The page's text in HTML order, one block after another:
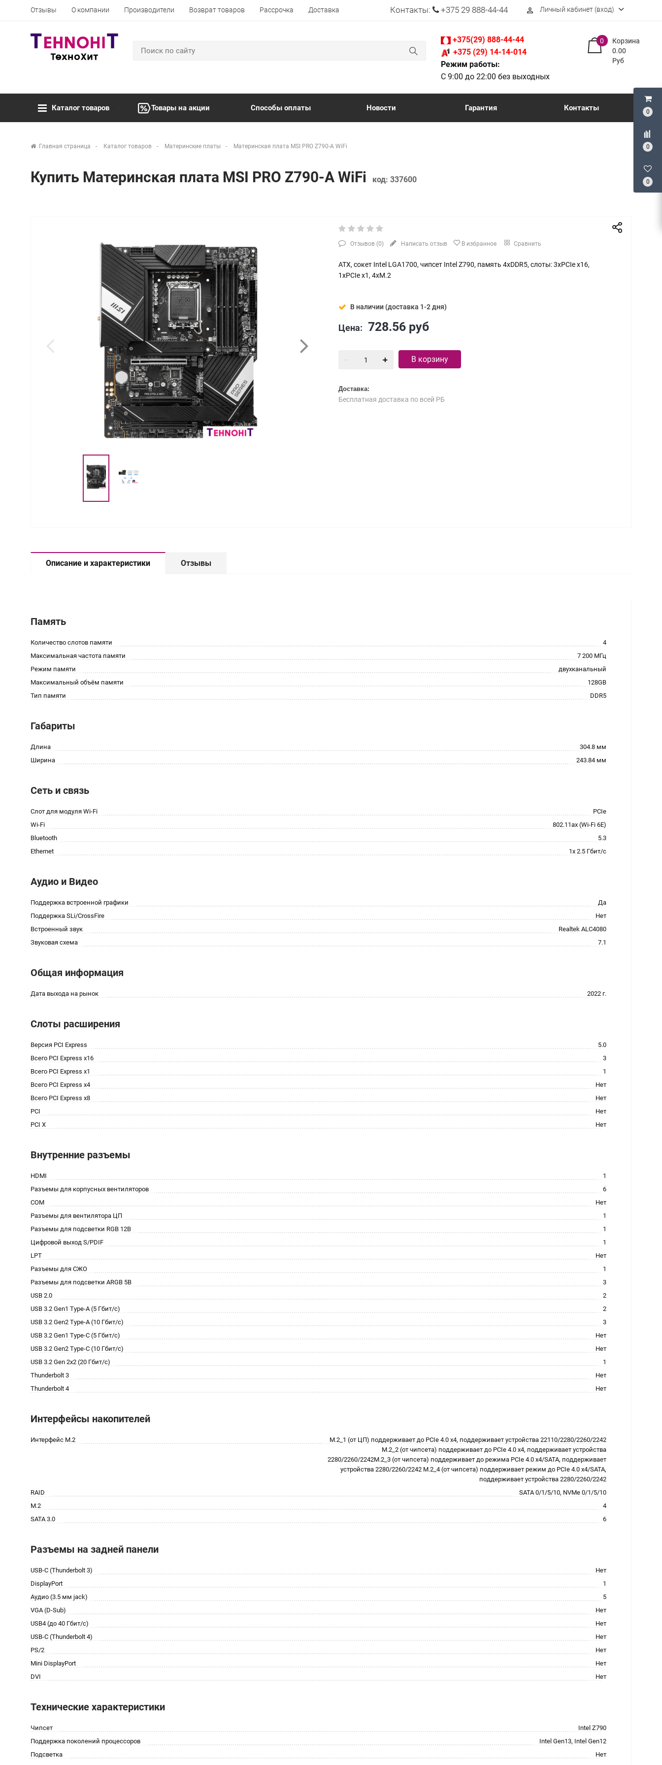
0
0
0
Отзывы О компании Производители Возврат товаров Рассрочка Доставка Контакты: +375 29 888-44-44 perm_identity Личный кабинет (вход)
+375(29) 888-44-44
+375 (29) 14-14-014
Режим работы:
С 9:00 до 22:00 без выходных
Корзина
0
0.00
Руб
Каталог товаров Товары на акции Способы оплаты Новости Гарантия Контакты
Главная страница Каталог товаров Материнские платы Материнская плата MSI PRO Z790-A WiFi
Купить Материнская плата MSI PRO Z790-A WiFi код: 337600
Отзывов (0) Написать отзыв В избранное Сравнить
ATX, сокет Intel LGA1700, чипсет Intel Z790, память 4xDDR5, слоты: 3xPCIe x16,
1xPCIe x1, 4xM.2
В наличии (доставка 1-2 дня)
Цена: 728.56 руб
В корзину
Доставка:
Бесплатная доставка по всей РБ
Описание и характеристики Отзывы
Память
Количество слотов памяти
4
Максимальная частота памяти
7 200 МГц
Режим памяти
двухканальный
Максимальный объём памяти
128GB
Тип памяти
DDR5
Габариты
Длина
304.8 мм
Ширина
243.84 мм
Сеть и связь
Слот для модуля Wi-Fi
PCIe
Wi-Fi
802.11ax (Wi-Fi 6E)
Bluetooth
5.3
Ethernet
1x 2.5 Гбит/с
Аудио и Видео
Поддержка встроенной графики
Да
Поддержка SLi/CrossFire
Нет
Встроенный звук
Realtek ALC4080
Звуковая схема
7.1
Общая информация
Дата выхода на рынок 2022 г.
Слоты расширения
Версия PCI Express
5.0
Всего PCI Express x16
3
Всего PCI Express x1
1
Всего PCI Express x4
Нет
Всего PCI Express x8
Нет
PCI
Нет
PCI X
Нет
Внутренние разъемы
HDMI
1
Разъемы для корпусных вентиляторов
6
COM
Нет
Разъемы для вентилятора ЦП
1
Разъемы для подсветки RGB 12В
1
Цифровой выход S/PDIF
1
LPT
Нет
Разъемы для СЖО
1
Разъемы для подсветки ARGB 5В
3
USB 2.0
2
USB 3.2 Gen1 Type-A (5 Гбит/с)
2
USB 3.2 Gen2 Type-A (10 Гбит/с)
3
USB 3.2 Gen1 Type-C (5 Гбит/с)
Нет
USB 3.2 Gen2 Type-C (10 Гбит/с)
Нет
USB 3.2 Gen 2x2 (20 Гбит/с)
1
Thunderbolt 3
Нет
Thunderbolt 4
Нет
Интерфейсы накопителей
Интерфейс M.2
M.2_1 (от ЦП) поддерживает до PCIe 4.0 x4, поддерживает устройства 22110/2280/2260/2242
M.2_2 (от чипсета) поддерживает до PCIe 4.0 x4, поддерживает устройства
2280/2260/2242M.2_3 (от чипсета) поддерживает до режима PCIe 4.0 x4/SATA, поддерживает
устройства 2280/2260/2242 M.2_4 (от чипсета) поддерживает режим до PCIe 4.0 x4/SATA,
поддерживает устройства 2280/2260/2242
RAID
SATA 0/1/5/10, NVMe 0/1/5/10
M.2
4
SATA 3.0
6
Разъемы на задней панели
USB-C (Thunderbolt 3)
Нет
DisplayPort
1
Аудио (3.5 мм jack)
5
VGA (D-Sub)
Нет
USB4 (до 40 Гбит/с)
Нет
USB-C (Thunderbolt 4)
Нет
PS/2
Нет
Mini DisplayPort
Нет
DVI
Нет
Технические характеристики
Чипсет
Intel Z790
Поддержка поколений процессоров
Intel Gen13, Intel Gen12
Подсветка
Нет